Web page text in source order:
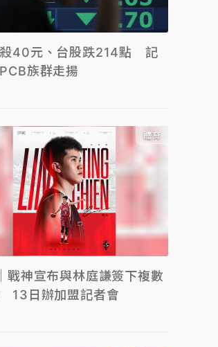
殺40元、台股跌214點 記
族群走揚
體育
戰神宣布與林庭謙簽下複數
13日辦加盟記者會